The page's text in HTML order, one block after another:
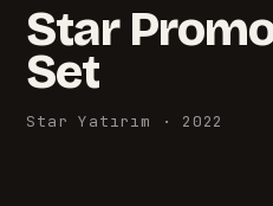
Star
Set
Star Yatırım · 2022